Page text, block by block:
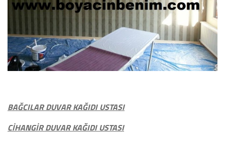
BAĞCILAR DUVAR KAĞIDI USTASI
CİHANGİR DUVAR KAĞIDI USTASI